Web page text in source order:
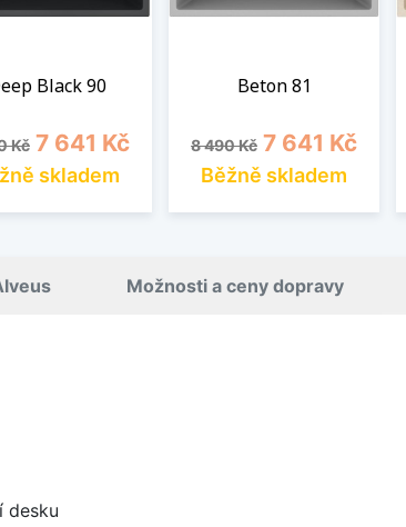
Black 90
cena
Kč Cena
7 641 Kč
skladem
Beton 81
Běžná cena
8 490 Kč Cena
7 641 Kč
Běžně skladem
Možnosti a ceny dopravy
desku